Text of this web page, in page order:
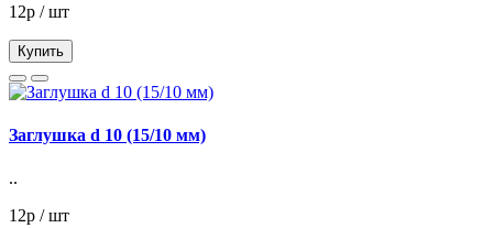
12р / шт
Купить
Заглушка d 10 (15/10 мм)
..
12р / шт